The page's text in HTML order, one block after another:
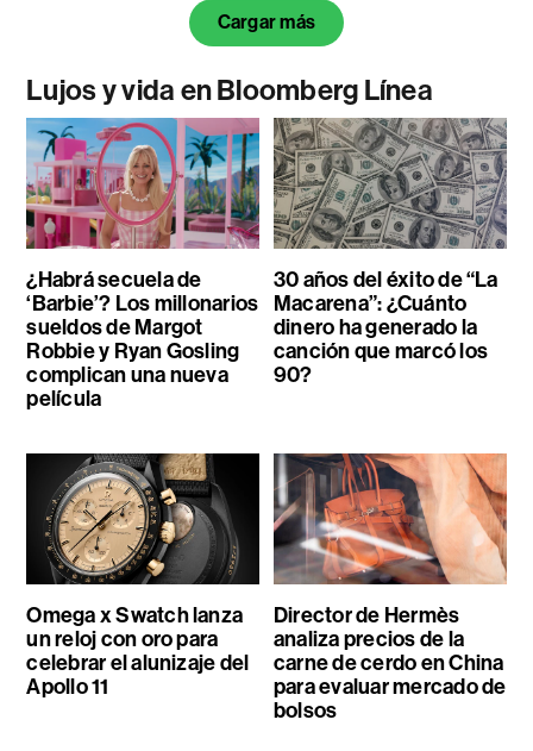
Cargar más
Lujos y vida en Bloomberg Línea
¿Habrá secuela de
‘Barbie’? Los millonarios
sueldos de Margot
Robbie y Ryan Gosling
complican una nueva
película
30 años del éxito de “La
Macarena”: ¿Cuánto
dinero ha generado la
canción que marcó los
90?
Omega x Swatch lanza
un reloj con oro para
celebrar el alunizaje del
Apollo 11
Director de Hermès
analiza precios de la
carne de cerdo en China
para evaluar mercado de
bolsos